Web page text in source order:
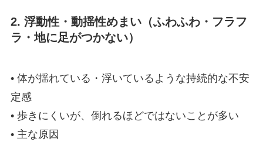
2. 浮動性・動揺性めまい（ふわふわ・フラフ
ラ・地に足がつかない）
• 体が揺れている・浮いているような持続的な不安
定感
• 歩きにくいが、倒れるほどではないことが多い
• 主な原因